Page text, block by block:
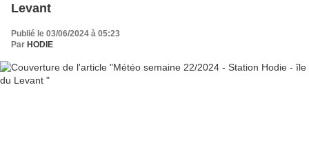
Levant
Publié le 03/06/2024 à 05:23
Par HODIE